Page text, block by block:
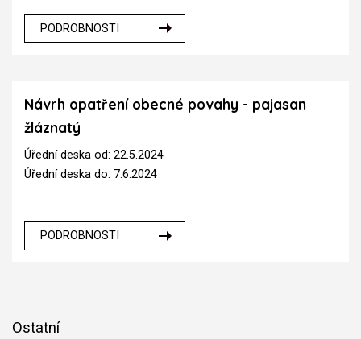
PODROBNOSTI
Návrh opatření obecné povahy - pajasan
žláznatý
Úřední deska od: 22.5.2024
Úřední deska do: 7.6.2024
PODROBNOSTI
Ostatní